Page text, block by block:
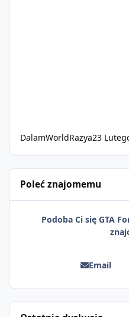
DalamWorldRazya23
Poleć znajomemu
Podoba Ci się GTA
Email